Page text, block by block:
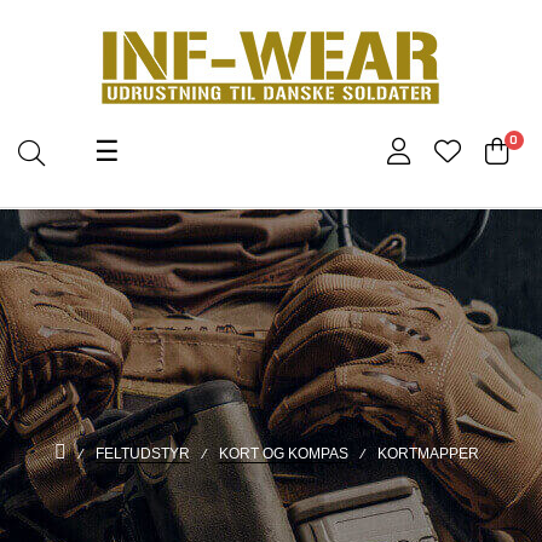
0
Toggle
☰
FELTUDSTYR KORT OG KOMPAS KORTMAPPER